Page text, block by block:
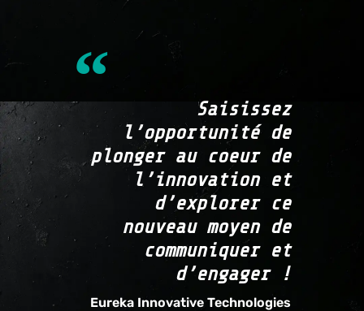
Saisissez
l’opportunité de
plonger au coeur de
l’innovation et
d’explorer ce
nouveau moyen de
communiquer et
d’engager !
Eureka Innovative Technologies